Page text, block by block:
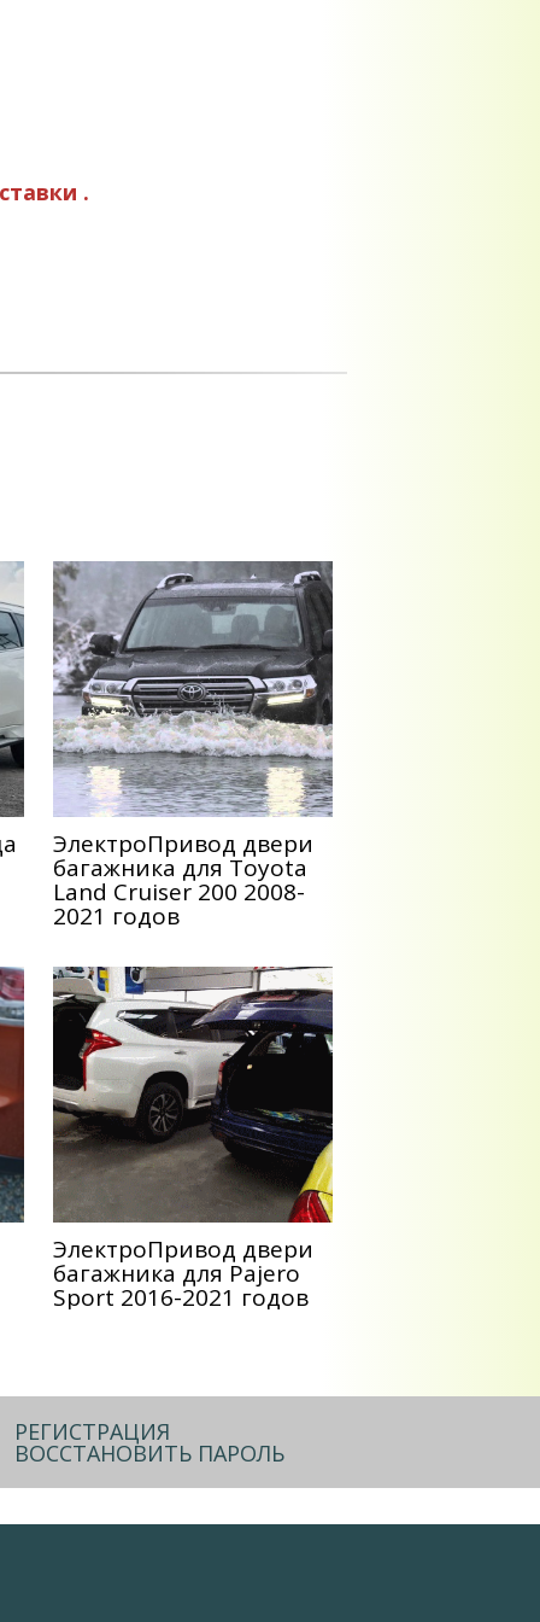
.
ЭлектроПривод двери
багажника для Toyota
Land Cruiser 200 2008-
2021 годов
ЭлектроПривод двери
багажника для Pajero
Sport 2016-2021 годов
РЕГИСТРАЦИЯ
ВОССТАНОВИТЬ ПАРОЛЬ